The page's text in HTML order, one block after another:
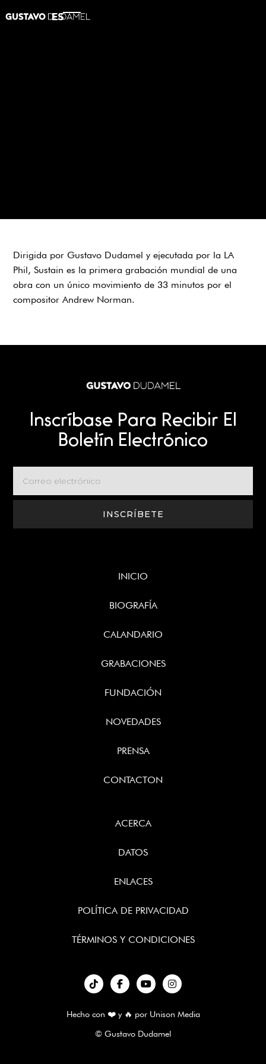
ES
Dirigida por Gustavo Dudamel y ejecutada por la LA
Phil, Sustain es la primera grabación mundial de una
obra con un único movimiento de 33 minutos por el
compositor Andrew Norman.
Inscríbase Para Recibir El
Boletín Electrónico
INICIO
BIOGRAFÍA
CALANDARIO
GRABACIONES
FUNDACIÓN
NOVEDADES
PRENSA
CONTACTON
ACERCA
DATOS
ENLACES
POLÍTICA DE PRIVACIDAD
TÉRMINOS Y CONDICIONES
︁   
Hecho con ❤️ y 🔥 por Unison Media
© Gustavo Dudamel